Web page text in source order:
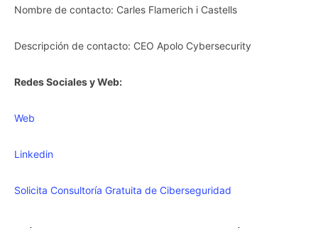
Nombre de contacto: Carles Flamerich i Castells
Descripción de contacto: CEO Apolo Cybersecurity
Redes Sociales y Web:
Web
Linkedin
Solicita Consultoría Gratuita de Ciberseguridad